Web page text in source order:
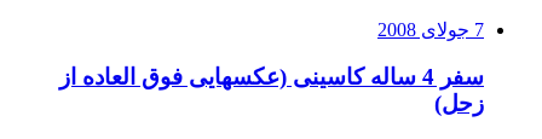
7 جولای 2008
سفر 4 ساله کاسینی (عکسهایی فوق العاده از
زحل)